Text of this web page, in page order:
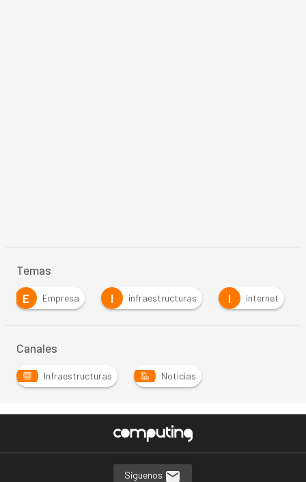
Temas
E
Empresa I infraestructuras I internet
Canales
Infraestructuras Noticias
Síguenos